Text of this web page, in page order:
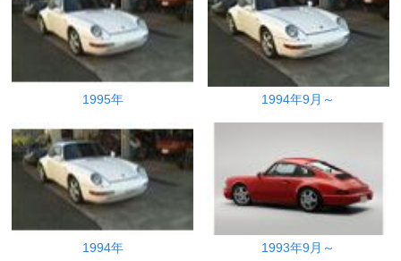
1995年 1994年9月～
1994年 1993年9月～